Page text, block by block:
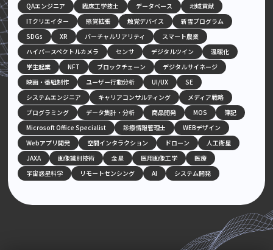
QAエンジニア
臨床工学技士 データベース
地域貢献
ITクリエイター
感覚拡張 触覚デバイス
新雪プログラム
SDGs
XR バーチャルリアリティ
スマート農業
ハイパースペクトルカメラ
センサ デジタルツイン
温暖化
学生起業
NFT ブロックチェーン
デジタルサイネージ
映画・番組制作
ユーザー行動分析 UI/UX
SE
システムエンジニア
キャリアコンサルティング
メディア戦略
プログラミング
データ集計・分析 商品開発 MOS
簿記
Microsoft Office Specialist
診療情報管理士
WEBデザイン
Webアプリ開発
空間インタラクション ドローン
人工衛星
JAXA
画像識別技術 金星 医用画像工学
医療
宇宙惑星科学
リモートセンシング AI システム開発